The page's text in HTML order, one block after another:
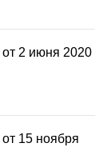
от 2 июня 2020
от 15 ноября